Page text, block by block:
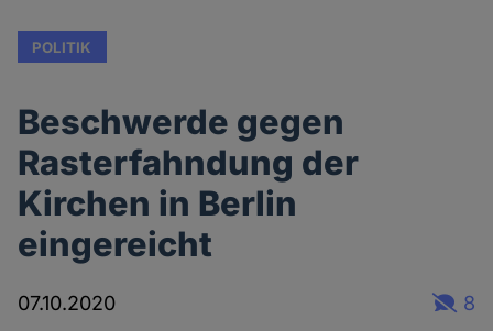
POLITIK
Beschwerde gegen
Rasterfahndung der
Kirchen in Berlin
eingereicht
07.10.2020 8